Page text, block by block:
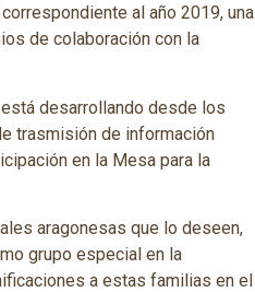
al año 2019, una
de colaboración con la
desarrollando desde los
trasmisión de información
en la Mesa para la
aragonesas que lo deseen,
grupo especial en la
a estas familias en el